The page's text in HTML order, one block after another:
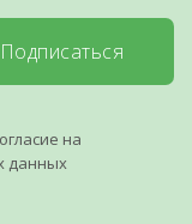
Подписаться
на
данных